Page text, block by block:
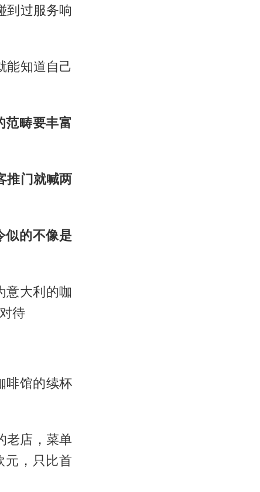
到过服务响
能知道自己
范畴要丰富
推门就喊两
似的不像是
意大利的咖
待
啡馆的续杯
老店，菜单
元，只比首